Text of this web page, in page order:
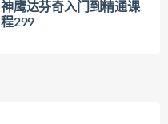
神鹰达芬奇入门到精通课
程299